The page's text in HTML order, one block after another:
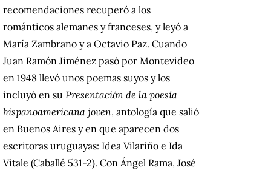
recomendaciones recuperó a los
románticos alemanes y franceses, y leyó a
María Zambrano y a Octavio Paz. Cuando
Juan Ramón Jiménez pasó por Montevideo
en 1948 llevó unos poemas suyos y los
incluyó en su Presentación de la poesía
hispanoamericana joven, antología que salió
en Buenos Aires y en que aparecen dos
escritoras uruguayas: Idea Vilariño e Ida
Vitale (Caballé 531-2). Con Ángel Rama, José